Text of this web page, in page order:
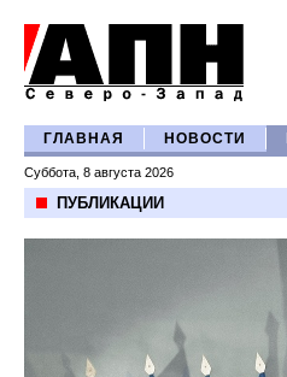
ГЛАВНАЯ НОВОСТИ
Суббота, 8 августа 2026
ПУБЛИКАЦИИ